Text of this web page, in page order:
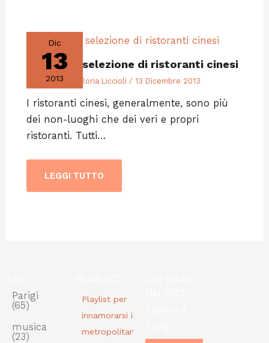
Dic
13
2013
La nostra selezione di ristoranti cinesi
Lifestyle/ Di Gloria Liccioli / 13 Dicembre 2013
I ristoranti cinesi, generalmente, sono più
dei non-luoghi che dei veri e propri
ristoranti. Tutti…
LEGGI TUTTO
Playlist per
innamorarsi in
metropolitana
Parigi
(65)
musica
(23)